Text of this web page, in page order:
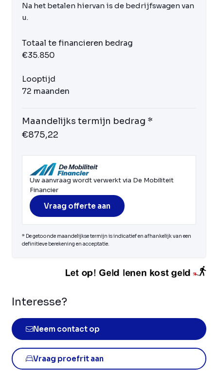
Na het betalen hiervan is de bedrijfswagen van
u.
Totaal te financieren bedrag
€35.850
Looptijd
72 maanden
Maandelijks termijn bedrag *
€875,22
Uw aanvraag wordt verwerkt via De Mobiliteit
Financier
Vraag offerte aan
* De getoonde maandelijkse termijn is indicatief en afhankelijk van een
definitieve berekening en acceptatie.
Interesse?
Neem contact op
Vraag proefrit aan